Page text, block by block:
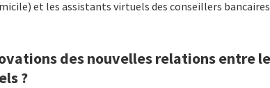
et les assistants virtuels des conseillers
des nouvelles relations entre
?